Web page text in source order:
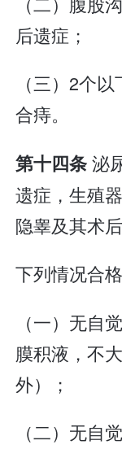
后遗症；
（三）2个
合痔。
第十四条泌
遗症，生殖
隐睾及其术
下列情况合格
（一）无自
膜积液，不
外）；
（二）无自